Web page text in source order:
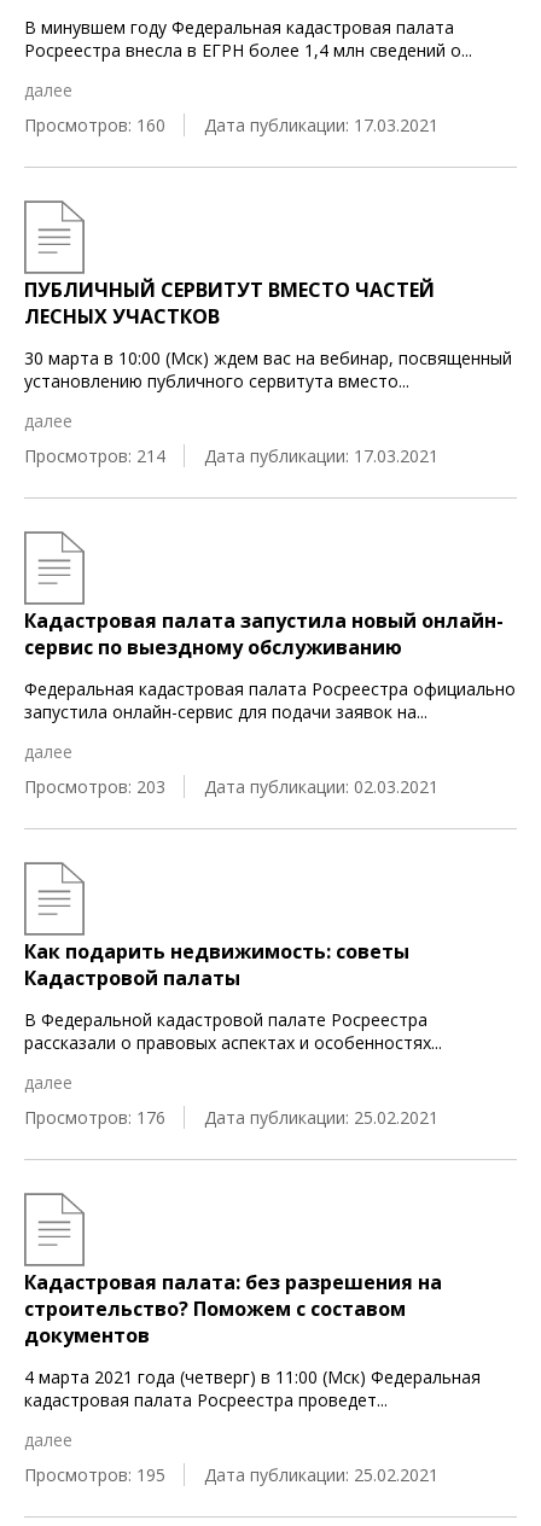
В минувшем году Федеральная кадастровая палата
Росреестра внесла в ЕГРН более 1,4 млн сведений о...
далее
Просмотров: 160
Дата публикации: 17.03.2021
ПУБЛИЧНЫЙ СЕРВИТУТ ВМЕСТО ЧАСТЕЙ
ЛЕСНЫХ УЧАСТКОВ
30 марта в 10:00 (Мск) ждем вас на вебинар, посвященный
установлению публичного сервитута вместо...
далее
Просмотров: 214
Дата публикации: 17.03.2021
Кадастровая палата запустила новый онлайн-
сервис по выездному обслуживанию
Федеральная кадастровая палата Росреестра официально
запустила онлайн-сервис для подачи заявок на...
далее
Просмотров: 203
Дата публикации: 02.03.2021
Как подарить недвижимость: советы
Кадастровой палаты
В Федеральной кадастровой палате Росреестра
рассказали о правовых аспектах и особенностях...
далее
Просмотров: 176
Дата публикации: 25.02.2021
Кадастровая палата: без разрешения на
строительство? Поможем с составом
документов
4 марта 2021 года (четверг) в 11:00 (Мск) Федеральная
кадастровая палата Росреестра проведет...
далее
Просмотров: 195
Дата публикации: 25.02.2021